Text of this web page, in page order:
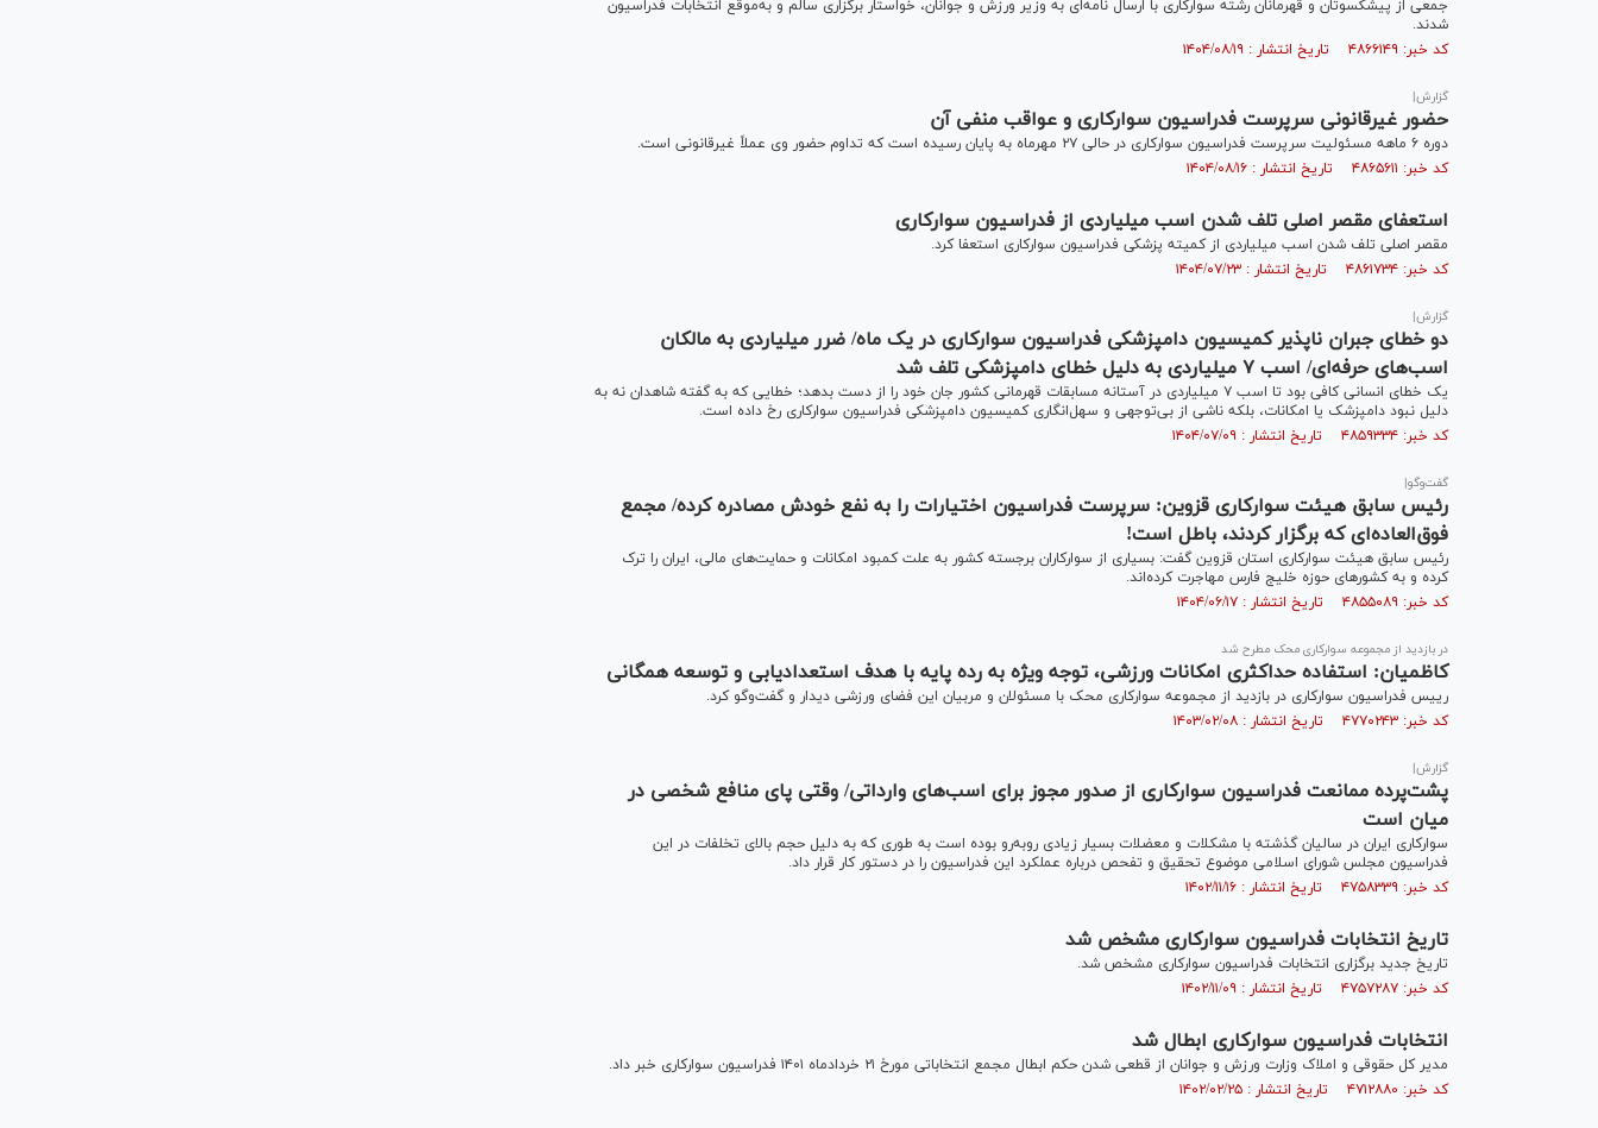
جمعی از پیشکسوتان و قهرمانان رشته سوارکاری با ارسال نامه‌ای به وزیر ورزش و جوانان، خواستار برگزاری سالم و به‌موقع انتخابات فدراسیون
شدند.
کد خبر: ۴۸۶۶۱۴۹ تاریخ انتشار : ۱۴۰۴/۰۸/۱۹
گزارش|
حضور غیرقانونی سرپرست فدراسیون سوارکاری و عواقب منفی آن
دوره ۶ ماهه مسئولیت سرپرست فدراسیون سوارکاری در حالی ۲۷ مهرماه به پایان رسیده است که تداوم حضور وی عملاً غیرقانونی است.
کد خبر: ۴۸۶۵۶۱۱ تاریخ انتشار : ۱۴۰۴/۰۸/۱۶
استعفای مقصر اصلی تلف شدن اسب میلیاردی از فدراسیون سوارکاری
مقصر اصلی تلف شدن اسب میلیاردی از کمیته پزشکی فدراسیون سوارکاری استعفا کرد.
کد خبر: ۴۸۶۱۷۳۴ تاریخ انتشار : ۱۴۰۴/۰۷/۲۳
گزارش|
دو خطا‌ی جبران ناپذیر کمیسیون دامپزشکی فدراسیون سوارکاری در یک ماه/ ضرر‌ میلیاردی به مالکان
اسب‌های حرفه‌ای/ اسب ۷ میلیاردی به دلیل خطای دامپزشکی تلف شد
یک خطای انسانی کافی بود تا اسب ۷ میلیاردی در آستانه مسابقات قهرمانی کشور جان خود را از دست بدهد؛ خطایی که به گفته شاهدان نه به
دلیل نبود دامپزشک یا امکانات، بلکه ناشی از بی‌توجهی و سهل‌انگاری کمیسیون دامپزشکی فدراسیون سوارکاری رخ داده است.
کد خبر: ۴۸۵۹۳۳۴ تاریخ انتشار : ۱۴۰۴/۰۷/۰۹
گفت‌و‌گو|
رئیس سابق هیئت سوارکاری قزوین: سرپرست فدراسیون اختیارات را به نفع خودش مصادره کرده/ مجمع
فوق‌العاده‌ای که برگزار کردند، باطل است!
رئیس سابق هیئت سوارکاری استان قزوین گفت: بسیاری از سوارکاران برجسته کشور به علت کمبود امکانات و حمایت‌های مالی، ایران را ترک
کرده و به کشور‌های حوزه خلیج فارس مهاجرت کرده‌اند.
کد خبر: ۴۸۵۵۰۸۹ تاریخ انتشار : ۱۴۰۴/۰۶/۱۷
در بازدید از مجموعه سوارکاری محک مطرح شد
کاظمیان: استفاده حداکثری امکانات ورزشی، توجه ویژه به رده پایه با هدف استعدادیابی و توسعه همگانی
رییس فدراسیون سوارکاری در بازدید از مجموعه سوارکاری محک با مسئولان و مربیان این فضای ورزشی دیدار و گفت‌وگو کرد.
کد خبر: ۴۷۷۰۲۴۳ تاریخ انتشار : ۱۴۰۳/۰۲/۰۸
گزارش|
پشت‌پرده ممانعت فدراسیون سوارکاری از صدور مجوز برای اسب‌های وارداتی/ وقتی پای منافع شخصی در
میان است
سوارکاری ایران در سالیان گذشته با مشکلات و معضلات بسیار زیادی روبه‌رو بوده است به طوری که به دلیل حجم بالای تخلفات در این
فدراسیون مجلس شورای اسلامی موضوع تحقیق و تفحص درباره عملکرد این فدراسیون را در دستور کار قرار داد.
کد خبر: ۴۷۵۸۳۳۹ تاریخ انتشار : ۱۴۰۲/۱۱/۱۶
تاریخ انتخابات فدراسیون سوارکاری مشخص شد
تاریخ جدید برگزاری انتخابات فدراسیون سوارکاری مشخص شد.
کد خبر: ۴۷۵۷۲۸۷ تاریخ انتشار : ۱۴۰۲/۱۱/۰۹
انتخابات فدراسیون سوارکاری ابطال شد
مدیر کل حقوقی و املاک وزارت ورزش و جوانان از قطعی شدن حکم ابطال مجمع انتخاباتی مورخ ۲۱ خردادماه ۱۴۰۱ فدراسیون سوارکاری خبر داد.
کد خبر: ۴۷۱۲۸۸۰ تاریخ انتشار : ۱۴۰۲/۰۲/۲۵